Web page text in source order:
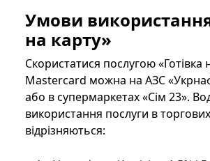
Умови використання
на карту»
Скористатися послугою «Готівка
Mastercard можна на АЗС
або в супермаркетах «Сім 23».
використання послуги в
відрізняються: